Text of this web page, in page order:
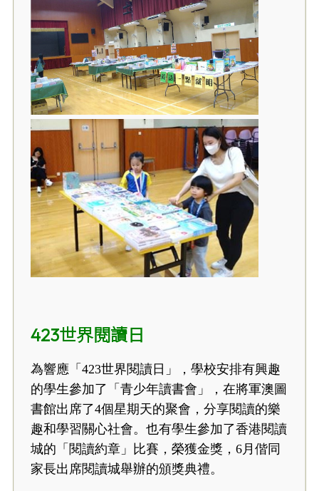
423世界閱讀日
為響應「423世界閱讀日」，學校安排有興趣
的學生參加了「青少年讀書會」，在將軍澳圖
書館出席了4個星期天的聚會，分享閱讀的樂
趣和學習關心社會。也有學生參加了香港閱讀
城的「閱讀約章」比賽，榮獲金獎，6月偕同
家長出席閱讀城舉辦的頒獎典禮。